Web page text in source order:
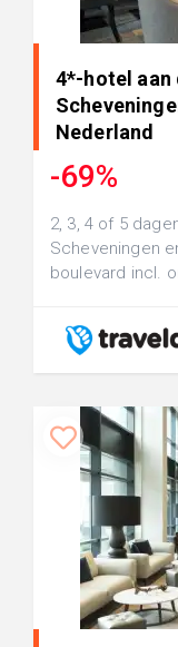
4*-hotel aan
Nederland
-69%
2, 3, 4 of 5
Scheveningen
boulevard incl.